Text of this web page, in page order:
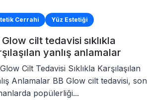
Cerrahi Yüz Estetiği
Glow cilt tedavisi sıklıkla
yanlış anlamalar
Cilt Tedavisi Sıklıkla Karşılaşılan
Anlamalar BB Glow cilt tedavisi, son
popülerliği...